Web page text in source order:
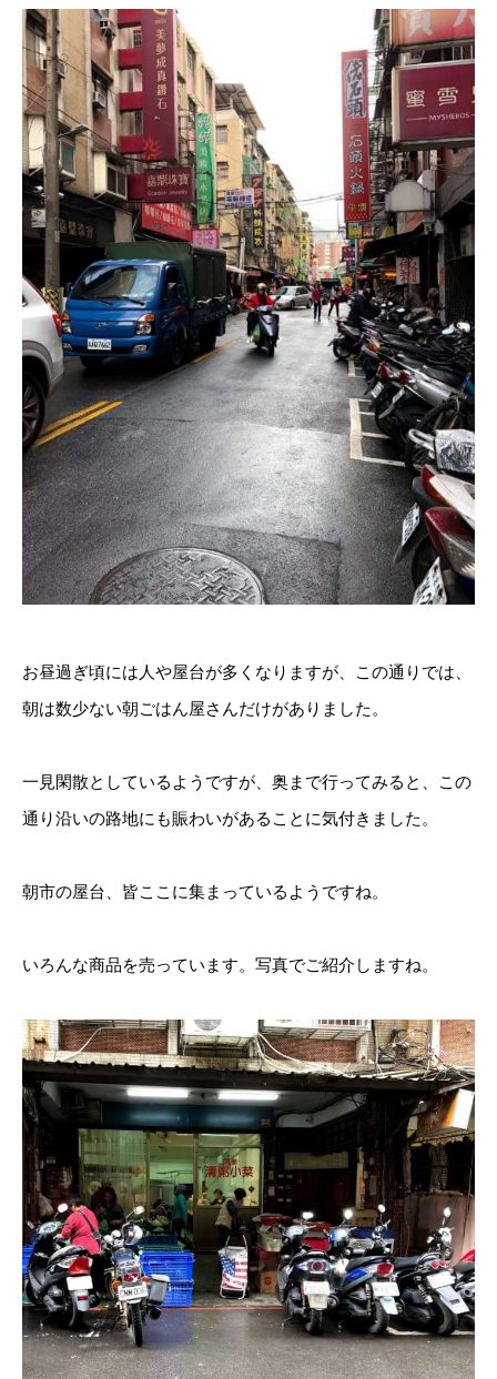
お昼過ぎ頃には人や屋台が多くなりますが、この通りでは、
朝は数少ない朝ごはん屋さんだけがありました。
一見閑散としているようですが、奥まで行ってみると、この
通り沿いの路地にも賑わいがあることに気付きました。
朝市の屋台、皆ここに集まっているようですね。
いろんな商品を売っています。写真でご紹介しますね。